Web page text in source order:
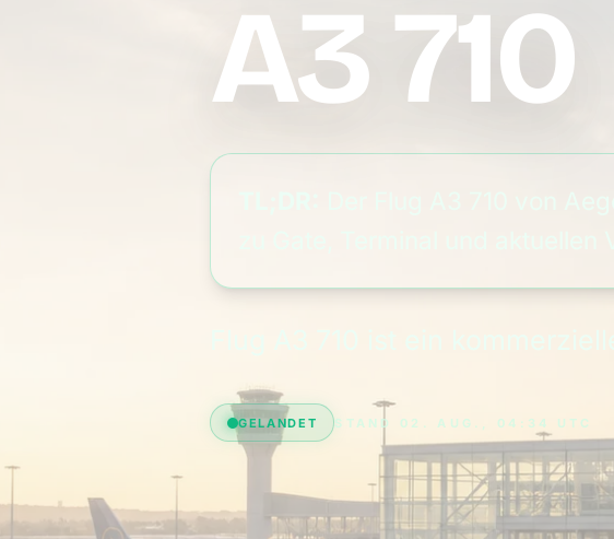
A3 710
Der Flug A3 710 von
zu Gate, Terminal und
Flug A3 710 ist ein
GELANDET STAND 02. AUG., 04:34 UTC